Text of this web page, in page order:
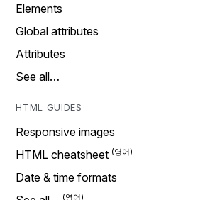
Elements
Global attributes
Attributes
See all…
HTML GUIDES
Responsive images
HTML cheatsheet
Date & time formats